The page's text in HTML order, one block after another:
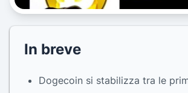
In breve
Dogecoin si stabilizza tra le